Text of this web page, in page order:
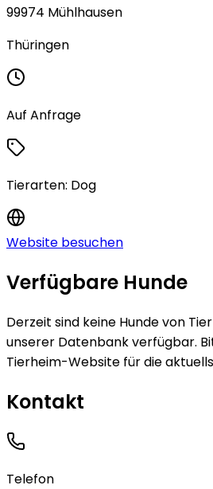
99974 Mühlhausen
Thüringen
Auf Anfrage
Tierarten: Dog
Website besuchen
Verfügbare Hunde
Derzeit sind keine Hundevon
unserer Datenbank verfügbar.
Tierheim-Website für die
Kontakt
Telefon